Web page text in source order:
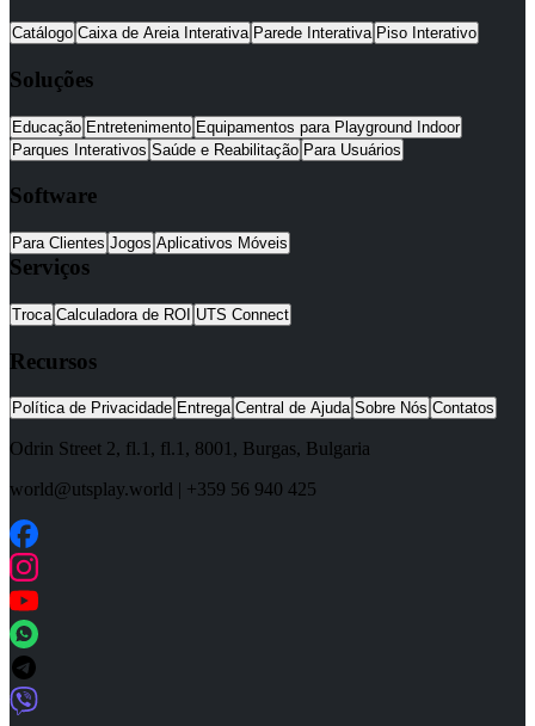
Catálogo Caixa de Areia Interativa Parede Interativa Piso Interativo
Soluções
Educação Entretenimento Equipamentos para Playground Indoor
Parques Interativos Saúde e Reabilitação Para Usuários
Software
Para Clientes Jogos Aplicativos Móveis
Serviços
Troca Calculadora de ROI UTS Connect
Recursos
Política de Privacidade Entrega Central de Ajuda Sobre Nós Contatos
Odrin Street 2, fl.1 , fl.1, 8001 , Burgas, Bulgaria
world@utsplay.world | +359 56 940 425